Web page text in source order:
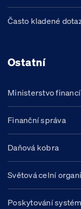
Často kladené
Ostatní
Ministerstvo financí
Finanční správa
Daňová kobra
Světová celní
Poskytování